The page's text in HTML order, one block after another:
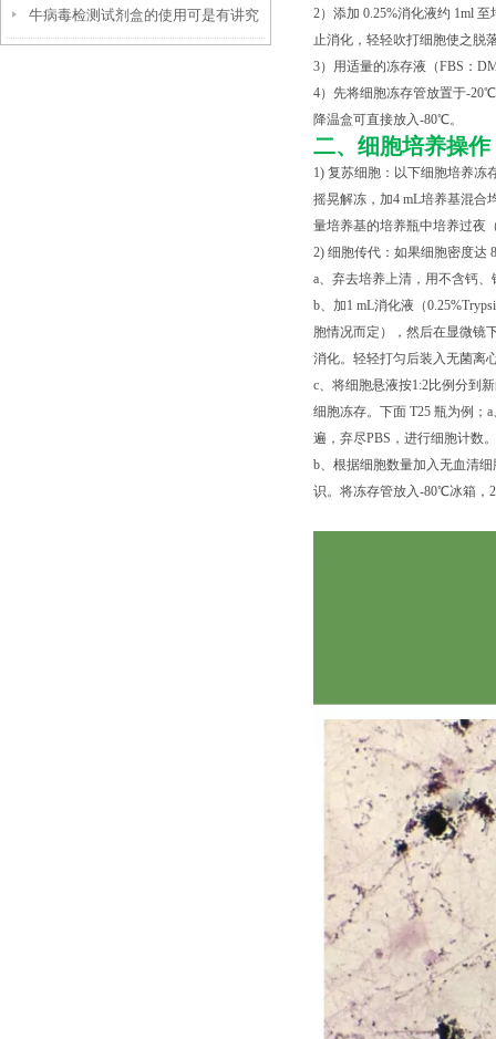
牛病毒检测试剂盒的使用可是有讲究
2）添加 0.25%消化液约 1ml
止消化，轻轻吹打细胞使之脱
3）用适量的冻存液（FBS：
4）先将细胞冻存管放置于-
降温盒可直接放入-80℃。
二、细胞培养操作
1) 复苏细胞：以下细胞培养冻
摇晃解冻，加4 mL培养基混合
量培养基的培养瓶中培养过夜
2) 细胞传代：如果细胞密度达
a、弃去培养上清，用不含钙
b、加1 mL消化液（
胞情况而定），然后在显微镜
消化。轻轻打匀后装入无菌离
c、将细胞悬液按1:2比例分到
细胞冻存。下面 T25 瓶为例；
遍，弃尽PBS，进行细胞计数。
b、根据细胞数量加入无血清
识。将冻存管放入-80℃冰箱，